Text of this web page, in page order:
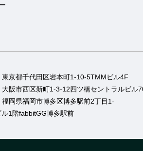
京都千代田区岩本町1-10-5TMMビル4F
阪市西区新町1-3-12四ツ橋セントラルビル
岡県福岡市博多区博多駅前2丁目1-
1階fabbitGG博多駅前